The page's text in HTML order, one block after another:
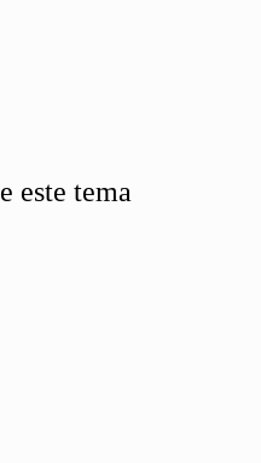
este tema